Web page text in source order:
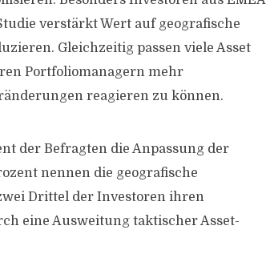
verstärkt Wert auf geografische
Gleichzeitig passen viele Asset
Portfoliomanagern mehr
reagieren zu können.
der Befragten die Anpassung der
nennen die geografische
Drittel der Investoren ihren
eine Ausweitung taktischer Asset-